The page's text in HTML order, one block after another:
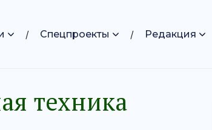
Спецпроекты Редакция
техника